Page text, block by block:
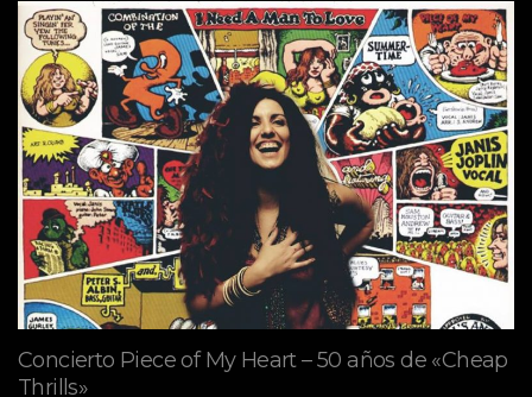
Concierto Piece of My Heart – 50 años de «Cheap
Thrills»